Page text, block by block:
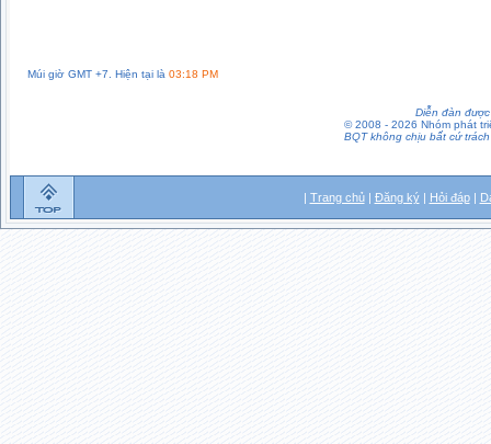
Múi giờ GMT +7. Hiện tại là 03:18 PM
Diễn đàn
© 2008 - 2026 Nhóm phát
BQT không chịu bất cứ
| Trang chủ| Đăng ký| Hỏi đáp|